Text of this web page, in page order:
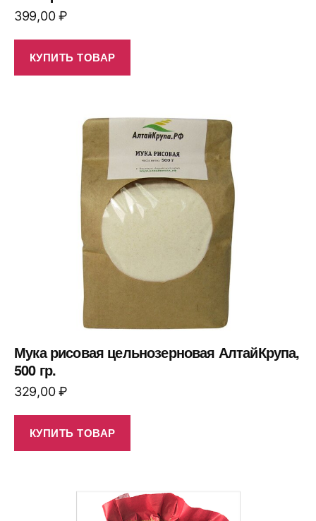
399,00₽
КУПИТЬ ТОВАР
Мука рисовая цельнозерновая АлтайКрупа,
500 гр.
329,00₽
КУПИТЬ ТОВАР